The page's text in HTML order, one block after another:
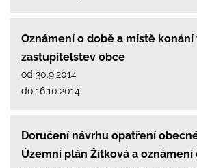
Oznámení o době a místě
zastupitelstev obce
od 30.9.2014
do 16.10.2014
Doručení návrhu opatření
Územní plán Žítková a oznámení